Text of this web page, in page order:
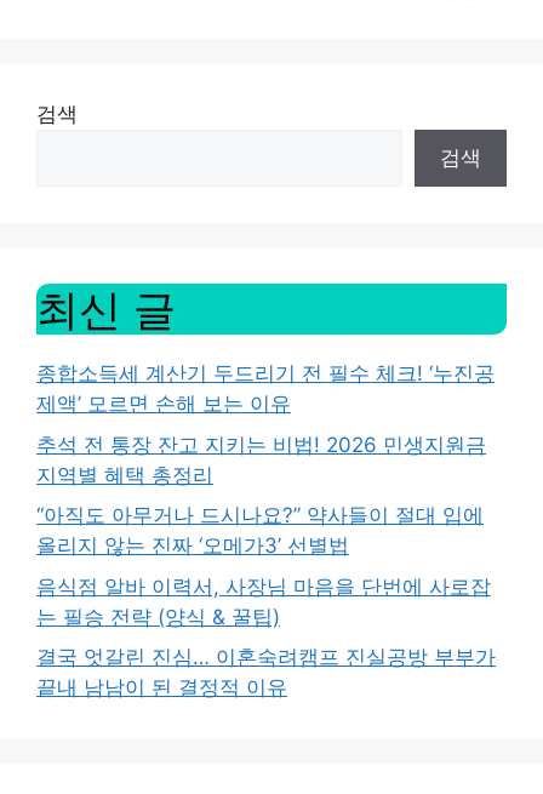
검색
검색
최신 글
종합소득세 계산기 두드리기 전 필수 체크! ‘누진공
제액’ 모르면 손해 보는 이유
추석 전 통장 잔고 지키는 비법! 2026 민생지원금
지역별 혜택 총정리
“아직도 아무거나 드시나요?” 약사들이 절대 입에
올리지 않는 진짜 ‘오메가3’ 선별법
음식점 알바 이력서, 사장님 마음을 단번에 사로잡
는 필승 전략 (양식 & 꿀팁)
결국 엇갈린 진심… 이혼숙려캠프 진실공방 부부가
끝내 남남이 된 결정적 이유